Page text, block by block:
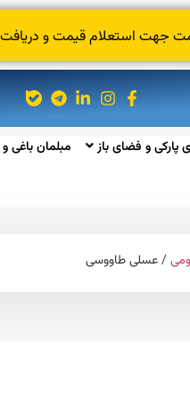
جهت استعلام قیمت و دریافت
پارکی و فضای باز مبلمان باغی و
/ عسلی طاووسی